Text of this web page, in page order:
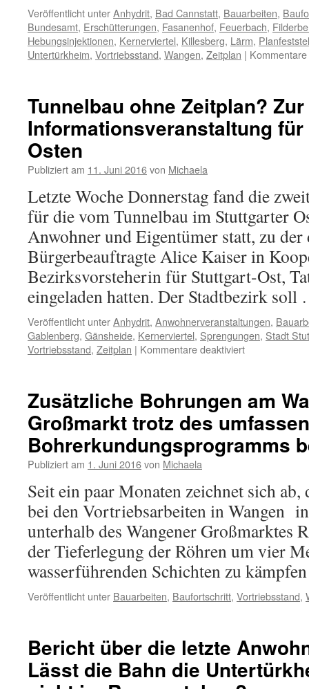
Veröffentlicht unterAnhydrit, Bad Cannstatt, Bauarbeiten,
Bundesamt, Erschütterungen, Fasanenhof, Feuerbach,
Hebungsinjektionen, Kernerviertel, Killesberg, Lärm,
Untertürkheim, Vortriebsstand, Wangen, Zeitplan |
Tunnelbau ohne Zeitplan? Zur
Informationsveranstaltung
Osten
Publiziert am 11. Juni 2016von Michaela
Letzte Woche Donnerstag fand die
für die vom Tunnelbau im Stuttgarter
Anwohner und Eigentümer statt, zu der
Bürgerbeauftragte Alice Kaiser in
Bezirksvorsteherin für Stuttgart-Ost,
eingeladen hatten. Der Stadtbezirk
Veröffentlicht unterAnhydrit, Anwohnerveranstaltungen,
Gablenberg, Gänsheide, Kernerviertel, Sprengungen, Stadt
Vortriebsstand, Zeitplan | Kommentare deaktiviert
Zusätzliche Bohrungen am
Großmarkt trotz des
Bohrerkundungsprogramms
Publiziert am 1. Juni 2016von Michaela
Seit ein paar Monaten zeichnet sich ab,
bei den Vortriebsarbeiten in Wangen
unterhalb des Wangener Großmarktes
der Tieferlegung der Röhren um vier
wasserführenden Schichten zu
Veröffentlicht unter Bauarbeiten, Baufortschritt, Vortriebsstand,
Bericht über die letzte
Lässt die Bahn die